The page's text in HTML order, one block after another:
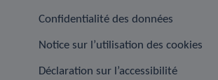
Confidentialité des données
Notice sur l’utilisation des cookies
Déclaration sur l’accessibilité